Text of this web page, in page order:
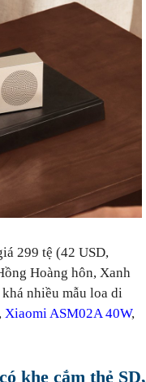
299 tệ (42 USD,
Hoàng hôn, Xanh
nhiều mẫu loa di
Xiaomi ASM02A 40W,
khe cắm thẻ SD,